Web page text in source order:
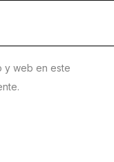
y web en este